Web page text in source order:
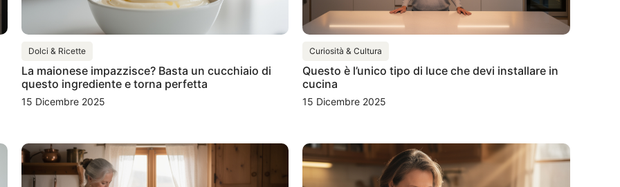
Dolci & Ricette
La maionese impazzisce? Basta un cucchiaio di
questo ingrediente e torna perfetta
15 Dicembre 2025
Curiosità & Cultura
Questo è l’unico tipo di luce che devi installare in
cucina
15 Dicembre 2025